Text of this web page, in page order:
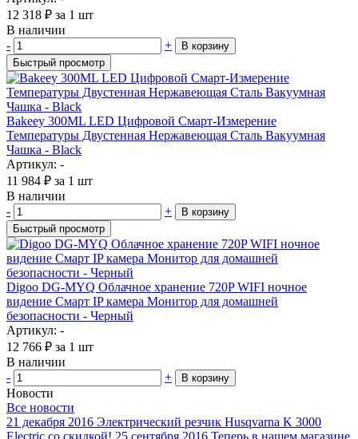
12 318 ₽ за 1 шт
В наличии
-
+
В корзину
Быстрый просмотр
Bakeey 300ML LED Цифровой Смарт-Измерение
Температуры Двустенная Нержавеющая Сталь Вакуумная
Чашка - Black
Артикул: -
11 984 ₽ за 1 шт
В наличии
-
+
В корзину
Быстрый просмотр
Digoo DG-MYQ Облачное хранение 720P WIFI ночное
видение Смарт IP камера Монитор для домашней
безопасности - Черный
Артикул: -
12 766 ₽ за 1 шт
В наличии
-
+ В корзину
Новости
Все новости
21 декабря 2016 Электрический резчик Husqvarna K 3000
Electric со скидкой! 25 сентября 2016 Теперь в нашем магазине